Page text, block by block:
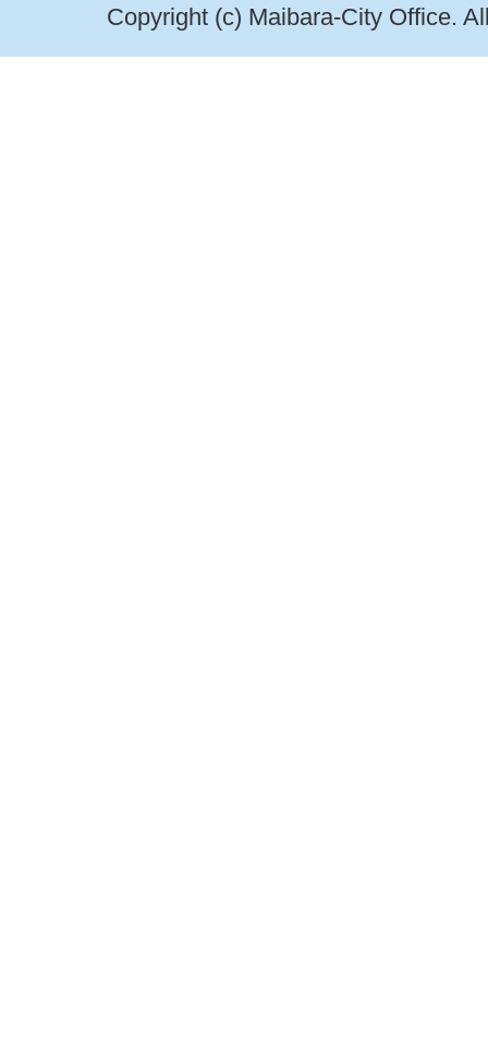
Copyright (c) Maibara-City Office.